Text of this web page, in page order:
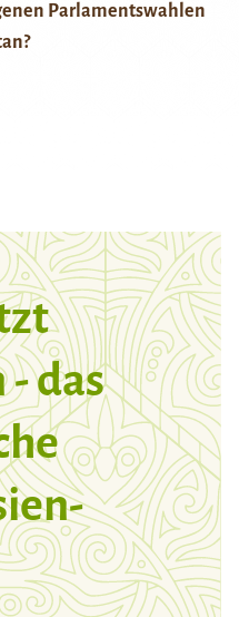
Parlamentswahlen
das